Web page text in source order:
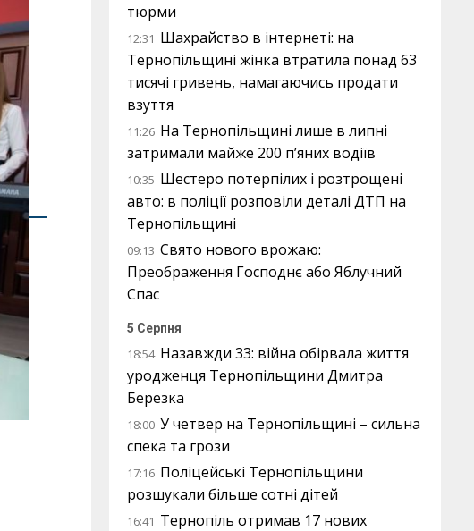
тюрми
12:31 Шахрайство в інтернеті: на
Тернопільщині жінка втратила понад 63
тисячі гривень, намагаючись продати
взуття
11:26 На Тернопільщині лише в липні
затримали майже 200 п’яних водіїв
10:35 Шестеро потерпілих і розтрощені
авто: в поліції розповіли деталі ДТП на
Тернопільщині
09:13 Свято нового врожаю:
Преображення Господнє або Яблучний
Спас
5 Серпня
18:54 Назавжди 33: війна обірвала життя
уродженця Тернопільщини Дмитра
Березка
18:00 У четвер на Тернопільщині – сильна
спека та грози
17:16 Поліцейські Тернопільщини
розшукали більше сотні дітей
16:41 Тернопіль отримав 17 нових